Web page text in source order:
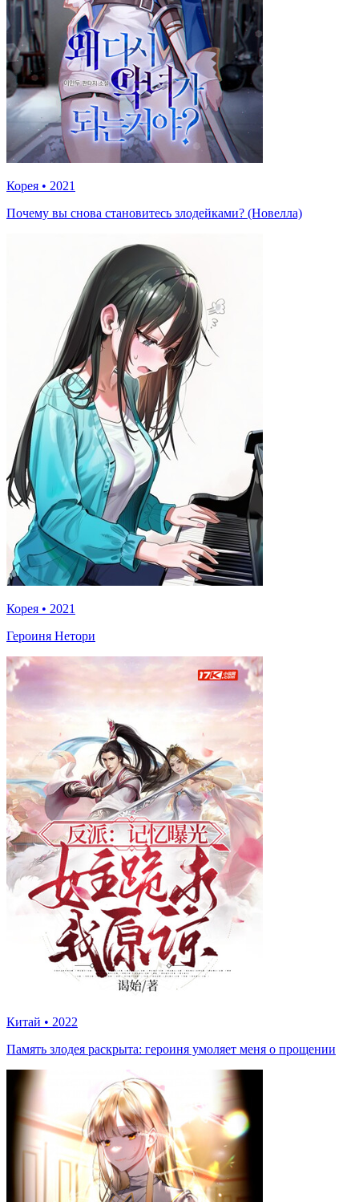
Корея • 2021
Почему вы снова становитесь злодейками? (Новелла)
Корея • 2021
Героиня Нетори
Китай • 2022
Память злодея раскрыта: героиня умоляет меня о прощении